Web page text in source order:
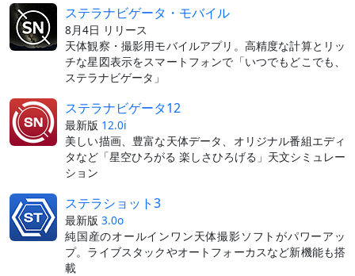
ステラナビゲータ・モバイル
8月4日 リリース
天体観察・撮影用モバイルアプリ。高精度な計算とリッ
チな星図表示をスマートフォンで「いつでもどこでも、
ステラナビゲータ」
ステラナビゲータ12
最新版 12.0i
美しい描画、豊富な天体データ、オリジナル番組エディ
タなど「星空ひろがる 楽しさひろげる」天文シミュレー
ション
ステラショット3
最新版 3.0o
純国産のオールインワン天体撮影ソフトがパワーアッ
プ。ライブスタックやオートフォーカスなど新機能も搭
載